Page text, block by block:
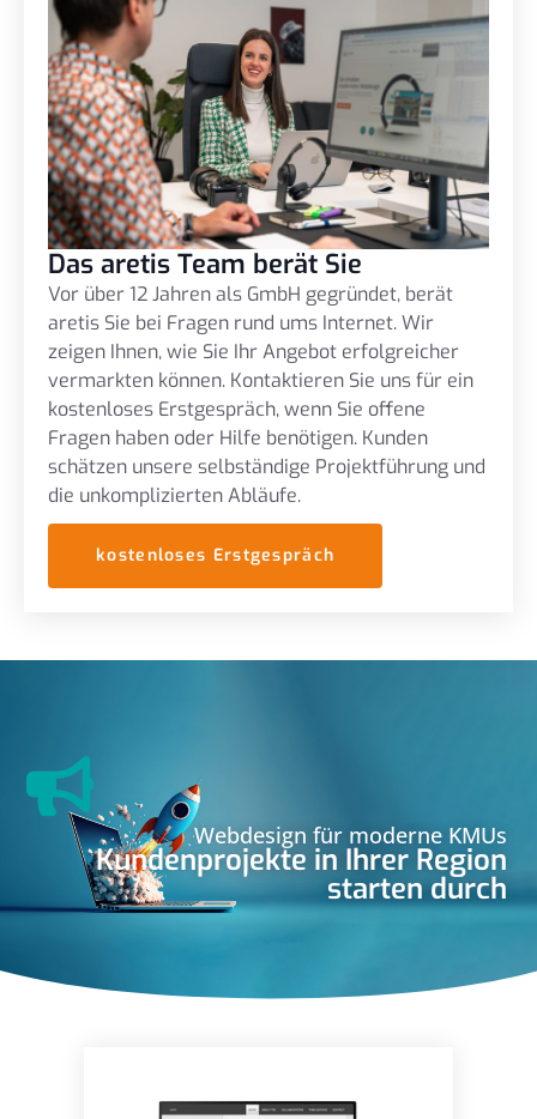
Das aretis Team berät Sie
Vor über 12 Jahren als GmbH gegründet, berät
aretis Sie bei Fragen rund ums Internet. Wir
zeigen Ihnen, wie Sie Ihr Angebot erfolgreicher
vermarkten können. Kontaktieren Sie uns für ein
kostenloses Erstgespräch, wenn Sie offene
Fragen haben oder Hilfe benötigen. Kunden
schätzen unsere selbständige Projektführung und
die unkomplizierten Abläufe.
kostenloses Erstgespräch
Webdesign für moderne KMUs
Kundenprojekte in Ihrer Region
starten durch